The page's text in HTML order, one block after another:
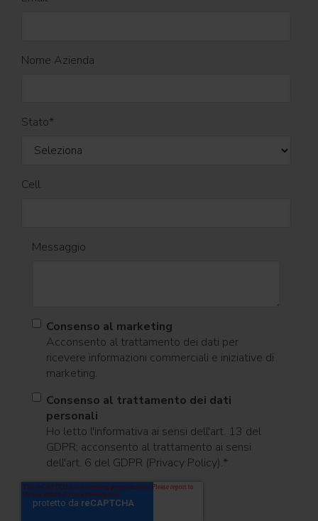
Nome Azienda
Stato*
Cell.
Messaggio
Consenso al marketing
Acconsento al trattamento dei dati per
ricevere informazioni commerciali e iniziative di
marketing.
Consenso al trattamento dei dati
personali
Ho letto l'informativa ai sensi dell'art. 13 del
GDPR; acconsento al trattamento ai sensi
dell'art. 6 del GDPR (Privacy Policy).*